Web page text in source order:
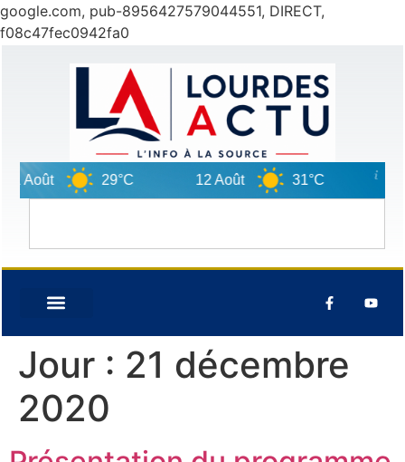
google.com, pub-8956427579044551, DIRECT,
f08c47fec0942fa0
29°C 12 Août 31°C 13 Août
Jour : 21 décembre
2020